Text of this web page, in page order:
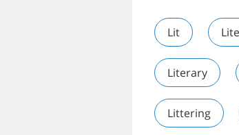
Lit
Literary
Littering